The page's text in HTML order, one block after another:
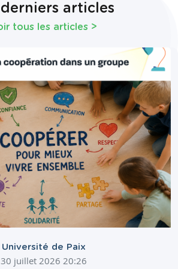
derniers articles
tous les articles >
Université de Paix
30 juillet 2026 20:26